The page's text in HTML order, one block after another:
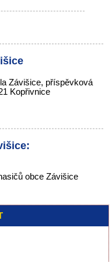
Závišice, příspěvková
Kopřivnice
obce Závišice